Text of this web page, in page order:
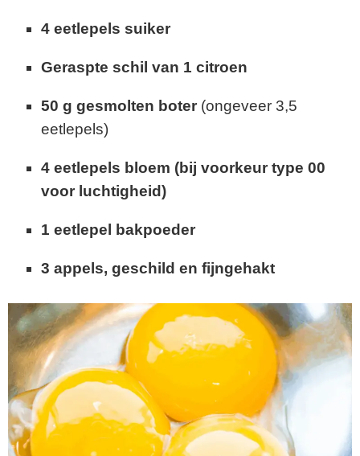
4 eetlepels suiker
Geraspte schil van 1 citroen
50 g gesmolten boter(ongeveer 3,5
eetlepels)
4 eetlepels bloem (bij voorkeur type 00
voor luchtigheid)
1 eetlepel bakpoeder
3 appels, geschild en fijngehakt